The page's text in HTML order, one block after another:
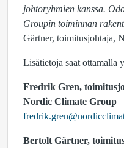
johtoryhmien kanssa.
Groupin toiminnan
Gärtner, toimitusjohtaja,
Lisätietoja saat ottamalla
Fredrik Gren,
Nordic Climate Group
Bertolt Gärtner,